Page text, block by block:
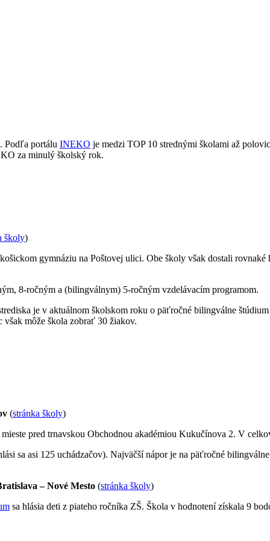
Podľa portálu INEKO je medzi TOP 10 strednými školami až
za minulý školský rok.
školy)
gymnáziu na Poštovej ulici. Obe školy však dostali
8-ročným a (bilingválnym) 5-ročným vzdelávacím programom.
je v aktuálnom školskom roku o päťročné bilingválne
však môže škola zobrať 30 žiakov.
(stránka školy)
pred trnavskou Obchodnou akadémiou Kukučínova 2. V
sa asi 125 uchádzačov). Najväčší nápor je na päťročné
– Nové Mesto (stránka školy)
sa hlásia deti z piateho ročníka ZŠ. Škola v hodnotení získala 9